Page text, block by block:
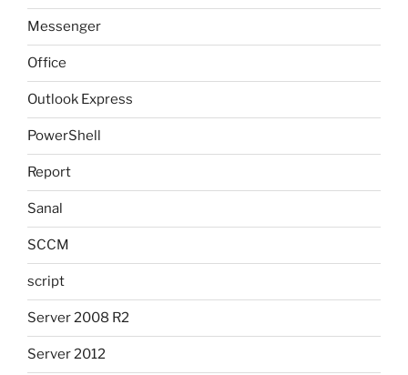
Messenger
Office
Outlook Express
PowerShell
Report
Sanal
SCCM
script
Server 2008 R2
Server 2012